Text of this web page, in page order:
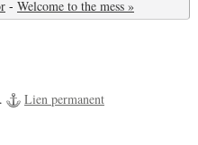
- Welcome to the mess »
Lien permanent